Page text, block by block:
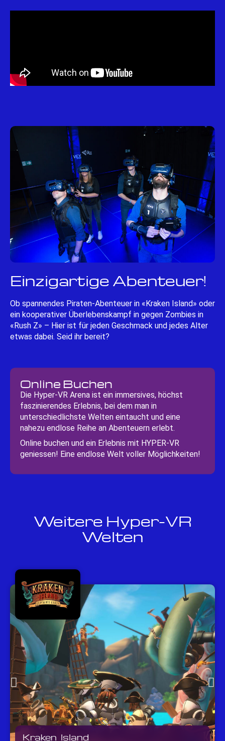
Einzigartige Abenteuer!
Ob spannendes Piraten-Abenteuer in «Kraken Island» oder
ein kooperativer Überlebenskampf in gegen Zombies in
«Rush Z» – Hier ist für jeden Geschmack und jedes Alter
etwas dabei. Seid ihr bereit?
Online Buchen
Die Hyper-VR Arena ist ein immersives, höchst
faszinierendes Erlebnis, bei dem man in
unterschiedlichste Welten eintaucht und eine
nahezu endlose Reihe an Abenteuern erlebt.
Online buchen und ein Erlebnis mit HYPER-VR
geniessen! Eine endlose Welt voller Möglichkeiten!
Weitere Hyper-VR
Welten
Kraken Island